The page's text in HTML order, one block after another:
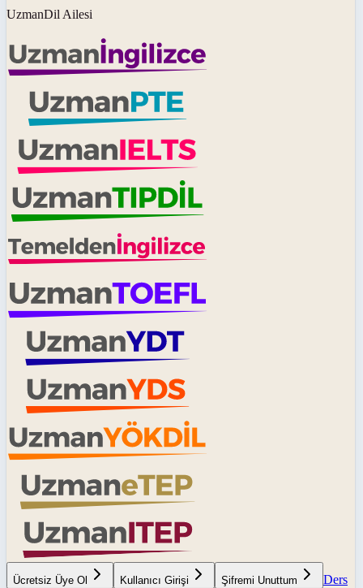
UzmanDil Ailesi
Ücretsiz Üye Ol Kullanıcı Girişi Şifremi Unuttum
Ders